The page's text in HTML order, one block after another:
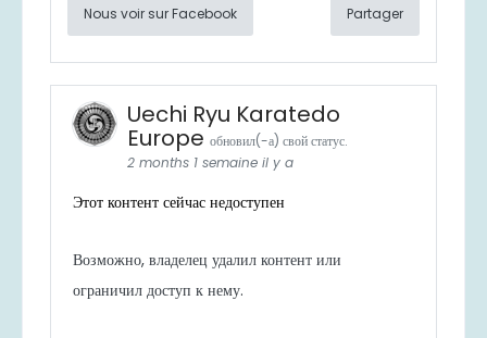
Nous voir sur Facebook Partager
Uechi Ryu Karatedo
Europe обновил(-а) свой статус.
2 months 1 semaine il y a
Этот контент сейчас недоступен
Возможно, владелец удалил контент или
ограничил доступ к нему.